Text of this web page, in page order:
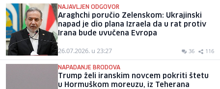
NAJAVLJEN ODGOVOR
Araghchi poručio Zelenskom: Ukrajinski
napad je dio plana Izraela da u rat protiv
Irana bude uvučena Evropa
26.07.2026. u 23:27 36 116
NAPADANJE BRODOVA
Trump želi iranskim novcem pokriti štetu
u Hormuškom moreuzu, iz Teherana